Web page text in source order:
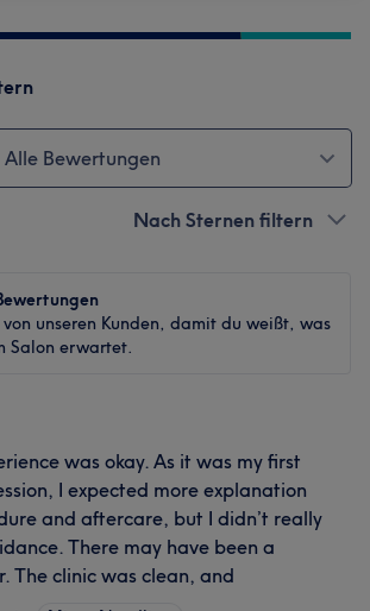
Alle Bewertungen
Nach Sternen filtern
unseren Kunden, damit du weißt, was
Salon erwartet.
was okay. As it was my first
I expected more explanation
and aftercare, but I didn’t really
There may have been a
The clinic was clean, and